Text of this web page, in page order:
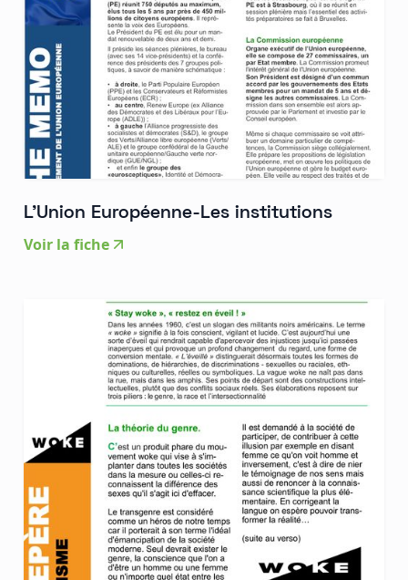
L'Union Européenne-Les institutions
Voir la fiche